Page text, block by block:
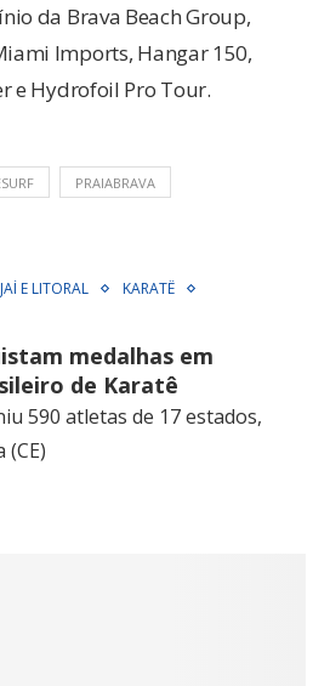
da Brava Beach Group,
Imports, Hangar 150,
e Hydrofoil Pro Tour.
PRAIABRAVA
E LITORAL
KARATÊ
medalhas em
de Karatê
590 atletas de 17 estados,